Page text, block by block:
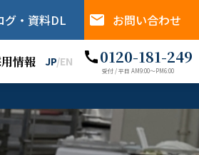
情報 JP/EN 0120-181-249
受付 / 平日 AM9:00〜PM6:00
グ・資料DL お問い合わせ